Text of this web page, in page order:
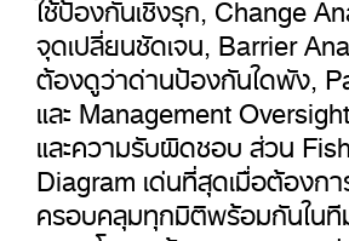
จุดเปลี่ยนชัดเจน, Barrier
ต้องดูว่าด่านป้องกันใดพัง,
และ Management
และความรับผิดชอบ ส่วน
Diagram เด่นที่สุดเมื่อต้องก
ครอบคลุมทุกมิติพร้อมกันใน